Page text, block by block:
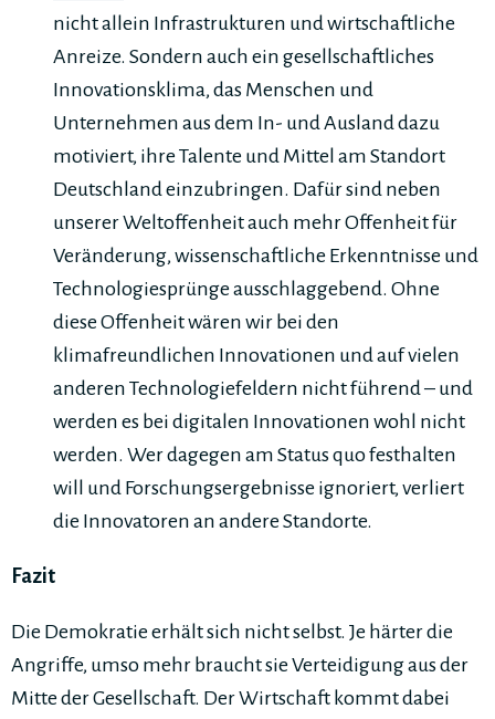
nicht allein Infrastrukturen und wirtschaftliche
Anreize. Sondern auch ein gesellschaftliches
Innovationsklima, das Menschen und
Unternehmen aus dem In- und Ausland dazu
motiviert, ihre Talente und Mittel am Standort
Deutschland einzubringen. Dafür sind neben
unserer Weltoffenheit auch mehr Offenheit für
Veränderung, wissenschaftliche Erkenntnisse und
Technologiesprünge ausschlaggebend. Ohne
diese Offenheit wären wir bei den
klimafreundlichen Innovationen und auf vielen
anderen Technologiefeldern nicht führend – und
werden es bei digitalen Innovationen wohl nicht
werden. Wer dagegen am Status quo festhalten
will und Forschungsergebnisse ignoriert, verliert
die Innovatoren an andere Standorte.
Fazit
Die Demokratie erhält sich nicht selbst. Je härter die
Angriffe, umso mehr braucht sie Verteidigung aus der
Mitte der Gesellschaft. Der Wirtschaft kommt dabei